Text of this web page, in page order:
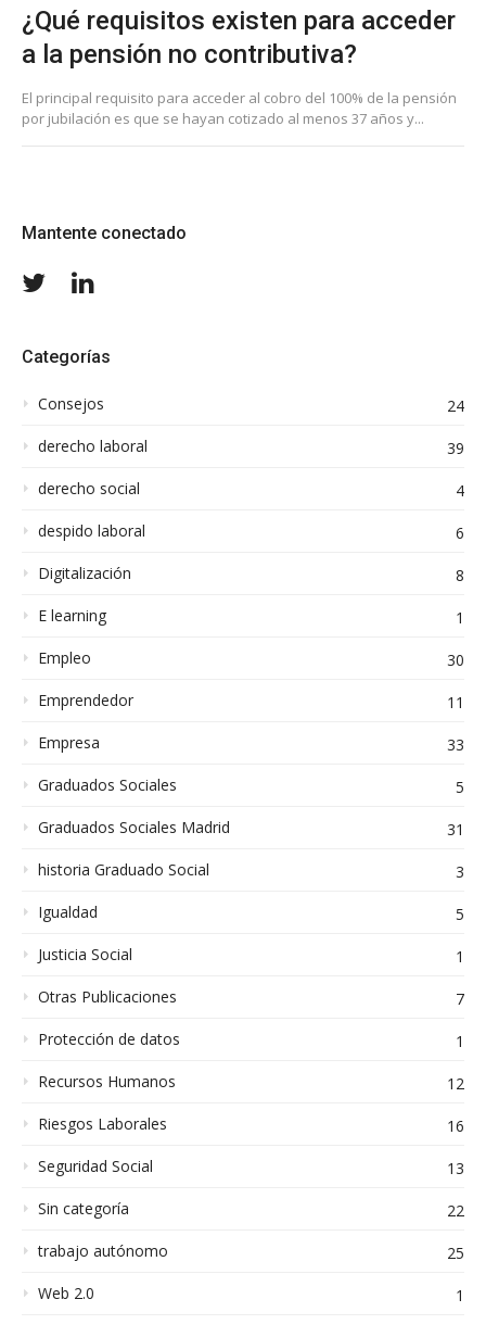
¿Qué requisitos existen para acceder
a la pensión no contributiva?
El principal requisito para acceder al cobro del 100% de la pensión
por jubilación es que se hayan cotizado al menos 37 años y...
Mantente conectado
TwitterLinkedIn
Categorías
Consejos
24
derecho laboral
39
derecho social
4
despido laboral
6
Digitalización
8
E learning
1
Empleo
30
Emprendedor
11
Empresa
33
Graduados Sociales
5
Graduados Sociales Madrid
31
historia Graduado Social
3
Igualdad
5
Justicia Social
1
Otras Publicaciones
7
Protección de datos
1
Recursos Humanos
12
Riesgos Laborales
16
Seguridad Social
13
Sin categoría
22
trabajo autónomo
25
Web 2.0
1